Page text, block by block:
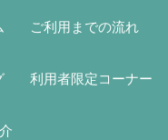
ご利用までの流れ
利用者限定コーナー